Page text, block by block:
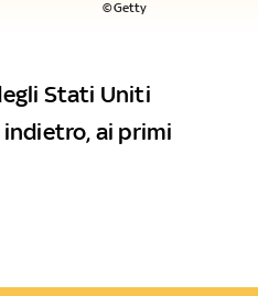
©Getty
Stati Uniti
ai primi